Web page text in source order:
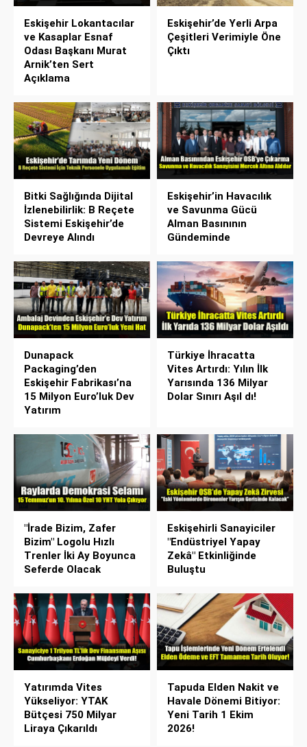
Eskişehir Lokantacılar
ve Kasaplar Esnaf
Odası Başkanı Murat
Arnik’ten Sert
Açıklama
Eskişehir’de Yerli Arpa
Çeşitleri Verimiyle Öne
Çıktı
Bitki Sağlığında Dijital
İzlenebilirlik: B Reçete
Sistemi Eskişehir’de
Devreye Alındı
Eskişehir’in Havacılık
ve Savunma Gücü
Alman Basınının
Gündeminde
Dunapack
Packaging’den
Eskişehir Fabrikası’na
15 Milyon Euro’luk Dev
Yatırım
Türkiye İhracatta
Vites Artırdı: Yılın İlk
Yarısında 136 Milyar
Dolar Sınırı Aşıl dı!
"İrade Bizim, Zafer
Bizim" Logolu Hızlı
Trenler İki Ay Boyunca
Seferde Olacak
Eskişehirli Sanayiciler
"Endüstriyel Yapay
Zekâ" Etkinliğinde
Buluştu
Yatırımda Vites
Yükseliyor: YTAK
Bütçesi 750 Milyar
Liraya Çıkarıldı
Tapuda Elden Nakit ve
Havale Dönemi Bitiyor:
Yeni Tarih 1 Ekim
2026!